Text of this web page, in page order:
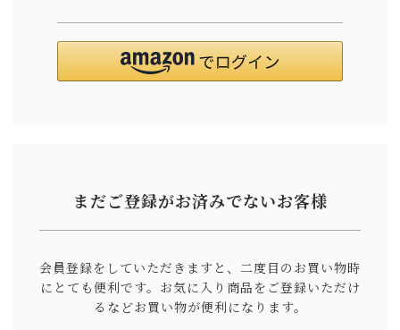
まだご登録がお済みでないお客様
会員登録をしていただきますと、二度目のお買い物時
にとても便利です。 お気に入り商品をご登録いただけ
るなどお買い物が便利になります。